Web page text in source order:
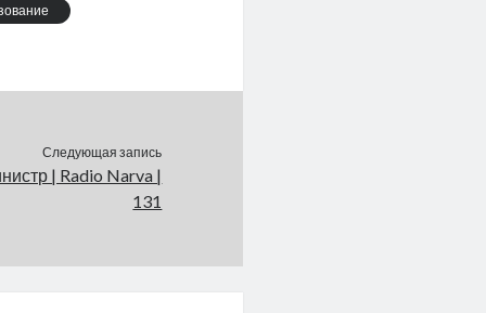
Следующая запись
| Radio Narva |
131